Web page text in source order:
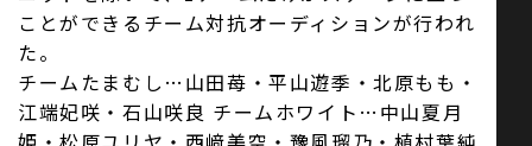
ことができるチーム対抗オーディションが行われ
た。
チームたまむし…山田苺・平山遊季・北原もも・
江端妃咲・石山咲良 チームホワイト…中山夏月